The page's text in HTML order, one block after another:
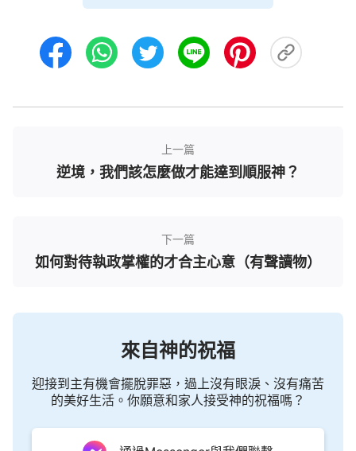
口，為自己辯解、開脫……這就看到，撒但就是藉著
各種毒素、生存法則來敗壞我們，我們憑著這些撒但
法則活著，只會變得越來越詭詐，離主的要求越來越
當認識到不能做誠實人的根源時，我就接著在這
本書中尋找實行的路途，我看到這樣一段話：「
維護自己的臉面，有存心，自私卑鄙，那是敗壞性
情，我不能那麽説，我得揭露自己，亮自己的相，把
也不維護它，不滿足自己的虚榮心』。
（《生命進
入最關鍵得從盡本分入手》）
從這些話中看到，我們受虛榮臉面、地位的轄
制，憑自己沒有勝罪的能力，我們要想單純敞開做誠
弱，敞開心地禱告在主面前，求主加給我們實行真理
上一篇
逆境，我們該怎麼做才能達到順服神？
下一篇
如何對待執政掌權的才合主心意（有聲讀物）
來自神的祝福
迎接到主有機會擺脫罪惡，過上沒有眼淚、沒有痛苦
的美好生活。你願意和家人接受神的祝福嗎？